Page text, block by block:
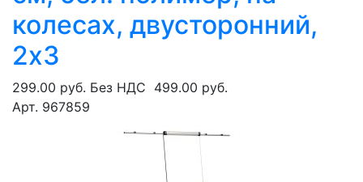
колесах, двусторонний,
2х3
299.00 руб. Без НДС 499.00 руб.
Арт. 967859